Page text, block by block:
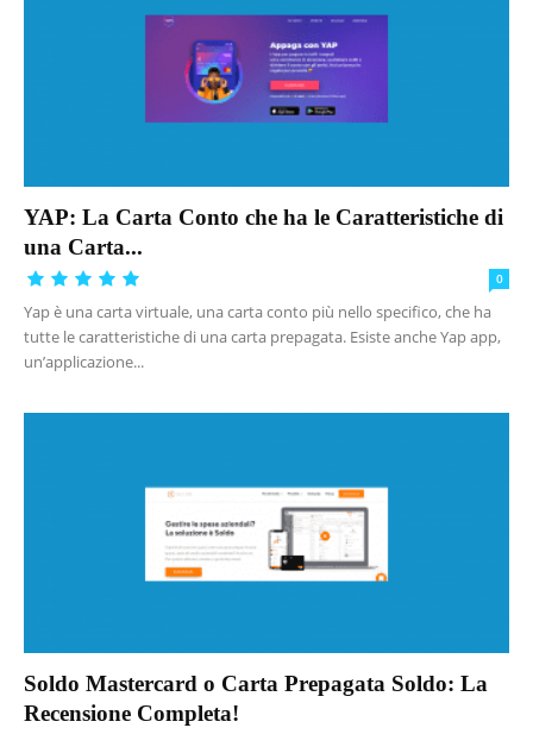
YAP: La Carta Conto che ha le Caratteristiche di
una Carta...
0
Yap è una carta virtuale, una carta conto più nello specifico, che ha
tutte le caratteristiche di una carta prepagata. Esiste anche Yap app,
un’applicazione...
Soldo Mastercard o Carta Prepagata Soldo: La
Recensione Completa!